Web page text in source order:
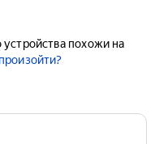
похожи на